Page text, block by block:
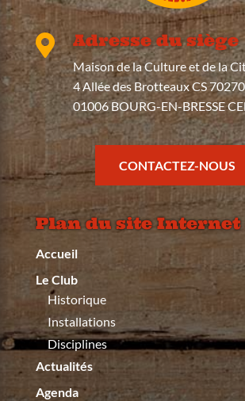
 Adresse du siège
Maison de la Culture et de la
4 Allée des Brotteaux CS 70270
01006 BOURG-EN-BRESSE
CONTACTEZ-NOUS
Plan du site Internet
Accueil
Le Club
Historique
Installations
Disciplines
Actualités
Agenda